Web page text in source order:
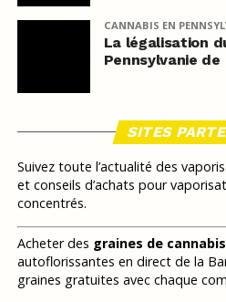
CANNABIS EN
La légalisation
Pennsylvanie
SITES
Suivez toute l’actualité des
et conseils d’achats pour
concentrés.
Acheter des graines de cannabis
autoflorissantes en direct de la
graines gratuites avec chaque